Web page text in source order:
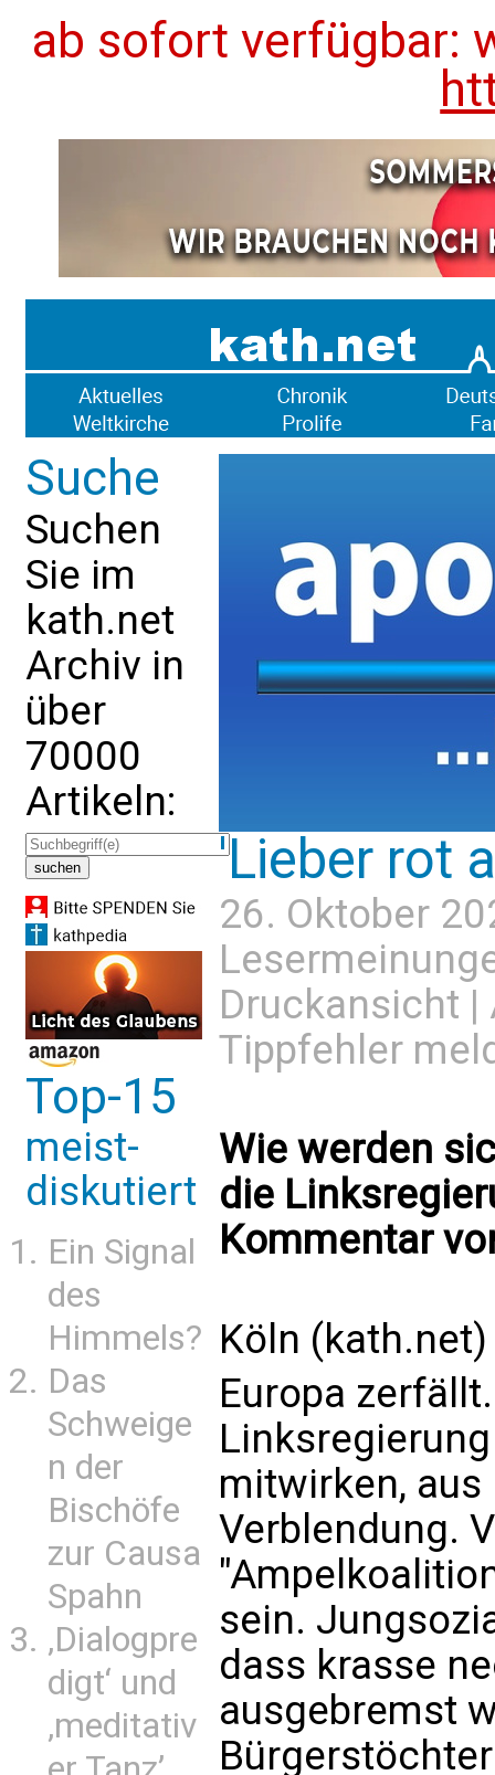
ab sofort verfügbar:
Suche
Suchen
Sie im
kath.net
Archiv in
über
70000
Artikeln:
Top-15
meist-
diskutiert
Ein Signal
des
Himmels?
Das
Schweige
n der
Bischöfe
zur Causa
Spahn
‚Dialogpre
digt‘ und
‚meditativ
'Lieber rot
26. Oktober
Druckansicht |
Tippfehler
Wie werden
die
Kommentar
Köln (kath.net)
Europa
mitwirken,
Verblendung.
sein.
dass krasse
ausgebremst